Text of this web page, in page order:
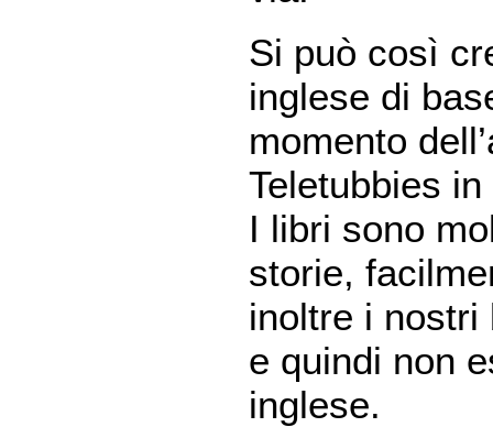
Si può così
inglese di
momento
Teletubbies
I libri sono
storie,
inoltre i nostri
e quindi non
inglese.